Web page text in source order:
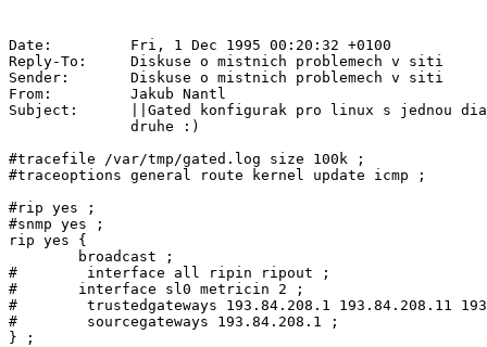
Date:         Fri, 1 Dec 1995 00:20:32 +0100
Reply-To:     Diskuse o mistnich problemech v siti
Sender:       Diskuse o mistnich problemech v siti
From:         Jakub Nantl
Subject:      ||Gated konfigurak pro linux s jednou
              druhe :)
#tracefile /var/tmp/gated.log size 100k ;
#traceoptions general route kernel update icmp ;
#rip yes ;
#snmp yes ;
rip yes {
        broadcast ;
#        interface all ripin ripout ;
#       interface sl0 metricin 2 ;
#        trustedgateways 193.84.208.1 193.84.208.11
#        sourcegateways 193.84.208.1 ;
} ;